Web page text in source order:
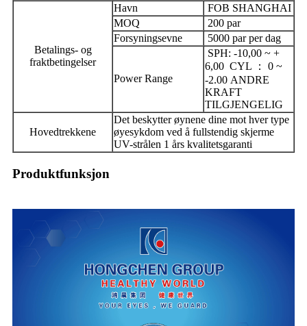
Betalings- og
fraktbetingelser
Havn
FOB SHANGHAI
MOQ
200 par
Forsyningsevne
5000 par per dag
Power Range
SPH: -10,00 ~ +
6,00 CYL ： 0 ~
-2.00 ANDRE
KRAFT
TILGJENGELIG
Hovedtrekkene
Det beskytter øynene dine mot hver type
øyesykdom ved å fullstendig skjerme
UV-strålen 1 års kvalitetsgaranti
Produktfunksjon